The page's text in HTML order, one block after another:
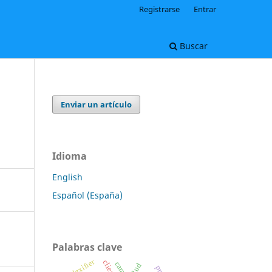
Buscar
Registrarse Entrar
Enviar un artículo
Idioma
English
Español (España)
Palabras clave
lexifier